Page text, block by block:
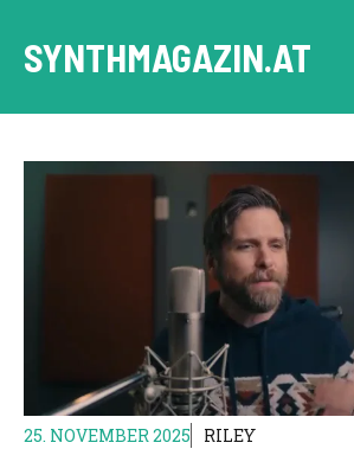
content
SYNTHMAGAZIN.AT
25. NOVEMBER 2025 RILEY